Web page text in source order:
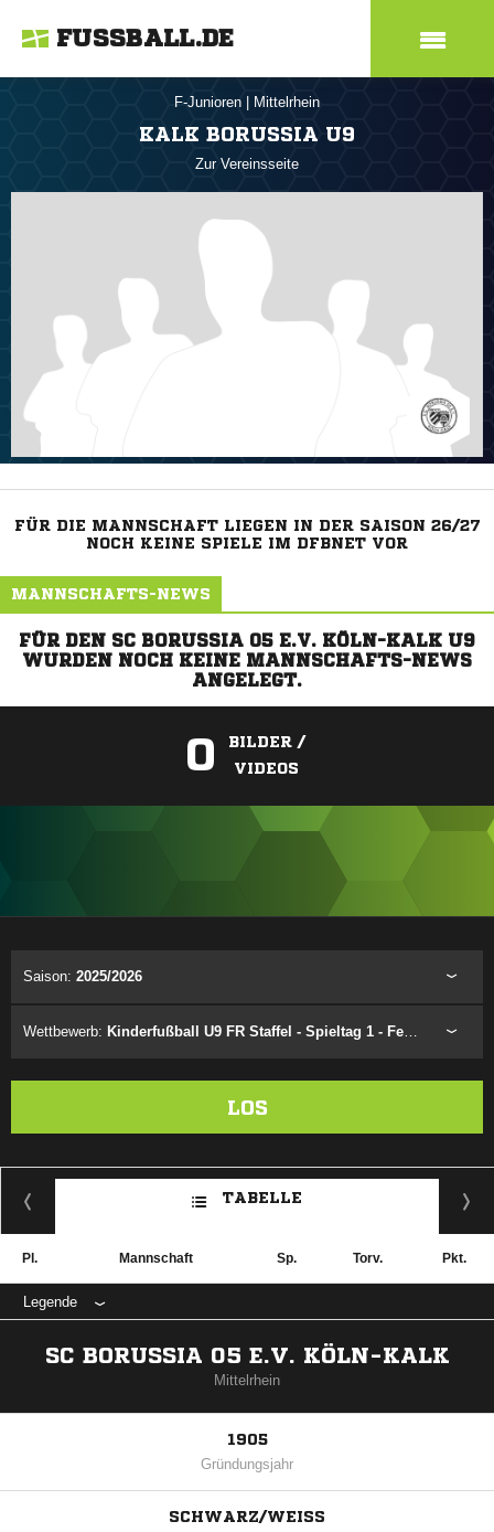
FUSSBALL.DE
F-Junioren Mittelrhein
KALK BORUSSIA U9
Zur Vereinsseite
FÜR DIE MANNSCHAFT LIEGEN IN DER SAISON 26/27
NOCH KEINE SPIELE IM DFBNET VOR
MANNSCHAFTS-NEWS
FÜR DEN SC BORUSSIA 05 E.V. KÖLN-KALK U9
WURDEN NOCH KEINE MANNSCHAFTS-NEWS
ANGELEGT.
0
BILDER /
VIDEOS
Saison: 2025/2026
Wettbewerb: Kinderfußball U9 FR Staffel - Spieltag 1 - Festival 1.8
LOS
TABELLE
Pl. Mannschaft Sp. Torv. Pkt.
Legende
SC BORUSSIA 05 E.V. KÖLN-KALK
Mittelrhein
1905
Gründungsjahr
SCHWARZ/WEISS